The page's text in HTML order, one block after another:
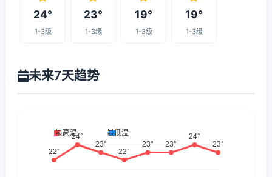
24°
1-3级
23°
1-3级
19°
1-3级
19°
1-3级
未来7天趋势